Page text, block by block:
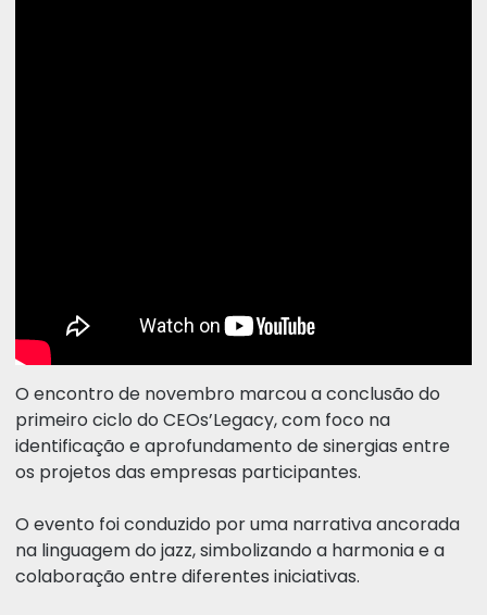
O encontro de novembro marcou a conclusão do
primeiro ciclo do CEOs’Legacy, com foco na
identificação e aprofundamento de sinergias entre
os projetos das empresas participantes.
O evento foi conduzido por uma narrativa ancorada
na linguagem do jazz, simbolizando a harmonia e a
colaboração entre diferentes iniciativas.